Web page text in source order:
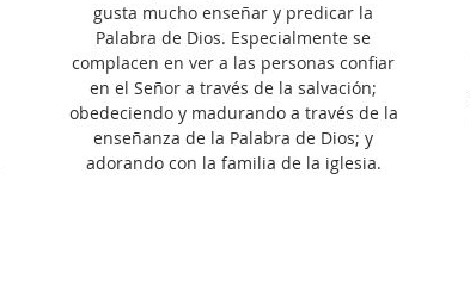
gusta mucho enseñar y predicar la
Palabra de Dios. Especialmente se
complacen en ver a las personas confiar
en el Señor a través de la salvación;
obedeciendo y madurando a través de la
enseñanza de la Palabra de Dios; y
adorando con la familia de la iglesia.